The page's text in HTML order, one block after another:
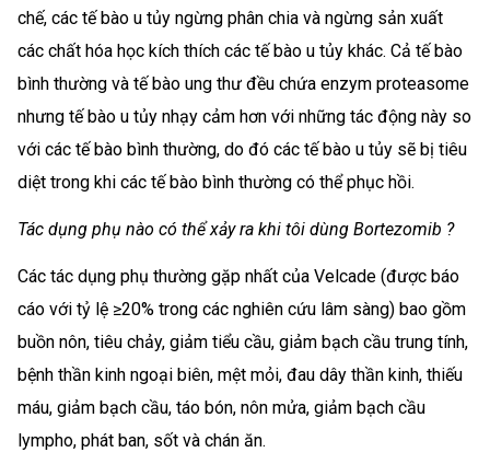
chế, các tế bào u tủy ngừng phân chia và ngừng sản xuất
các chất hóa học kích thích các tế bào u tủy khác. Cả tế bào
bình thường và tế bào ung thư đều chứa enzym proteasome
nhưng tế bào u tủy nhạy cảm hơn với những tác động này so
với các tế bào bình thường, do đó các tế bào u tủy sẽ bị tiêu
diệt trong khi các tế bào bình thường có thể phục hồi.
Tác dụng phụ nào có thể xảy ra khi tôi dùng Bortezomib ?
Các tác dụng phụ thường gặp nhất của Velcade (được báo
cáo với tỷ lệ ≥20% trong các nghiên cứu lâm sàng) bao gồm
buồn nôn, tiêu chảy, giảm tiểu cầu, giảm bạch cầu trung tính,
bệnh thần kinh ngoại biên, mệt mỏi, đau dây thần kinh, thiếu
máu, giảm bạch cầu, táo bón, nôn mửa, giảm bạch cầu
lympho, phát ban, sốt và chán ăn.